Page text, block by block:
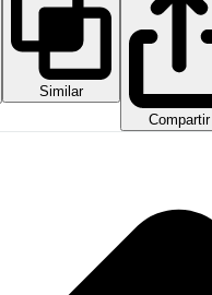
Similar
Compartir